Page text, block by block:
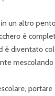
un altro
è
è diventato
mescolando